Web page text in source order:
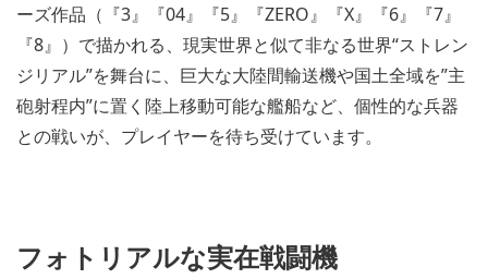
ーズ作品（『3』『04』『5』『ZERO』『X』『6』『7』
『8』）で描かれる、現実世界と似て非なる世界“ストレン
ジリアル”を舞台に、巨大な大陸間輸送機や国土全域を”主
砲射程内”に置く陸上移動可能な艦船など、個性的な兵器
との戦いが、プレイヤーを待ち受けています。
フォトリアルな実在戦闘機